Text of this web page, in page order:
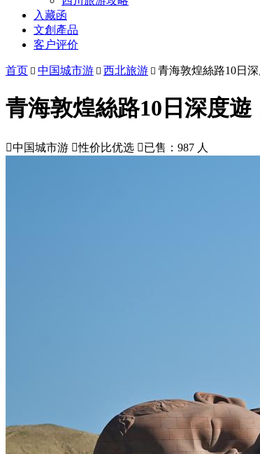
入藏函
文創產品
客户评价
首页  中国城市游  西北旅游  青海敦煌絲路10日
青海敦煌絲路10日深度遊
中国城市游 性价比优选 已售：987 人